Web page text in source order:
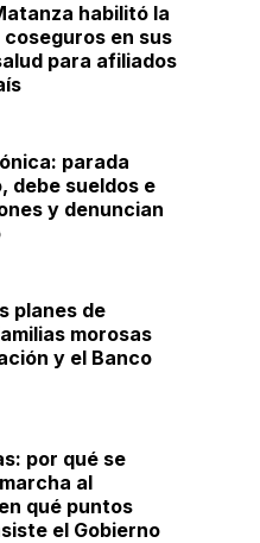
habilitó la
en sus
para afiliados
parada
debe sueldos e
y denuncian
planes de
morosas
y el Banco
por qué se
al
qué puntos
el Gobierno